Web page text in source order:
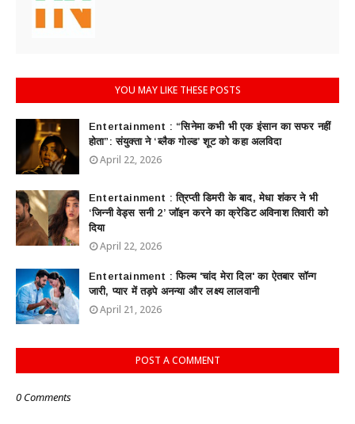
YOU MAY LIKE THESE POSTS
Entertainment : ​“सिनेमा कभी भी एक इंसान का सफर नहीं
होता”: संयुक्ता ने ‘ब्लैक गोल्ड’ शूट को कहा अलविदा
April 22, 2026
Entertainment : त्रिप्ती डिमरी के बाद, मेधा शंकर ने भी
‘जिन्नी वेड्स सनी 2’ जॉइन करने का क्रेडिट अविनाश तिवारी को
दिया
April 22, 2026
Entertainment : फिल्म 'चांद मेरा दिल' का ऐतबार सॉन्ग
जारी, प्यार में तड़पे अनन्या और लक्ष्य लालवानी
April 21, 2026
POST A COMMENT
0 Comments